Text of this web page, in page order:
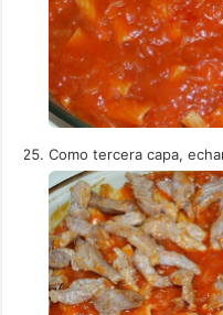
Como tercera capa,